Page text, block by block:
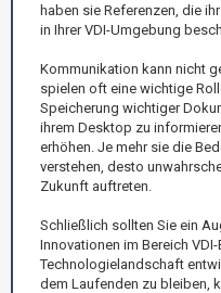
haben sie Referenzen, die
in Ihrer VDI-Umgebung
Kommunikation kann nicht
spielen oft eine wichtige
Speicherung wichtiger
ihrem Desktop zu
erhöhen. Je mehr sie die
verstehen, desto
Zukunft auftreten.
Schließlich sollten Sie ein
Innovationen im Bereich
Technologielandschaft
dem Laufenden zu bleiben,